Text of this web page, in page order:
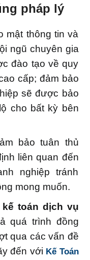
pháp lý
mật thông tin và
ngũ chuyên gia
đào tạo về quy
cấp; đảm bảo
sẽ được bảo
cho bất kỳ bên
bảo tuân thủ
liên quan đến
nghiệp tránh
mong muốn.
kế toán dịch vụ
quá trình đồng
qua các vấn đề
đến với Kế Toán